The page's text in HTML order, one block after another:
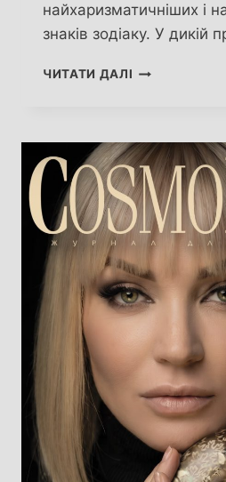
найхаризматичніших і
знаків зодіаку. У дикій
ЧИТАТИ ДАЛІ ХАРИЗМА
ЗІРКАМИ